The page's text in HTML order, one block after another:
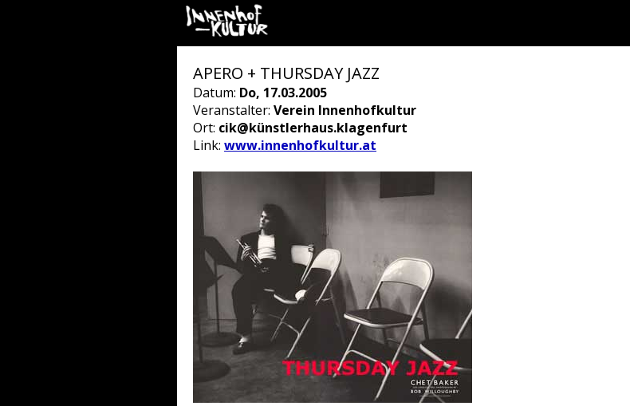
APERO + THURSDAY JAZZ
Datum: Do, 17.03.2005
Veranstalter: Verein Innenhofkultur
Ort: cik@künstlerhaus.klagenfurt
Link: www.innenhofkultur.at